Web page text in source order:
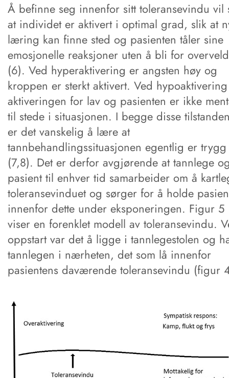
Å befinne seg innenfor sitt toleransevindu vil
at individet er aktivert i optimal grad, slik at
læring kan finne sted og pasienten tåler sine
emosjonelle reaksjoner uten å bli for
(6). Ved hyperaktivering er angsten høy og
kroppen er sterkt aktivert. Ved
aktiveringen for lav og pasienten er ikke
til stede i situasjonen. I begge disse
er det vanskelig å lære at
tannbehandlingssituasjonen egentlig er trygg
(7,8). Det er derfor avgjørende at tannlege
pasient til enhver tid samarbeider om å
toleransevinduet og sørger for å holde
innenfor dette under eksponeringen. Figur 5
viser en forenklet modell av toleransevindu.
oppstart var det å ligge i tannlegestolen og
tannlegen i nærheten, det som lå innenfor
pasientens daværende toleransevindu (figur